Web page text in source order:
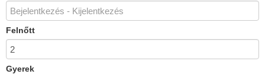
Felnőtt
Gyerek